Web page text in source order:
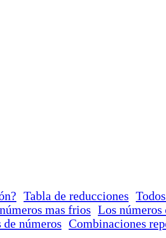
Tabla de reducciones
mas frios Los números
de números Combinaciones